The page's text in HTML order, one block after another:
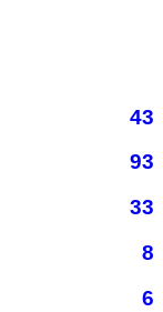
43
93
33
8
6